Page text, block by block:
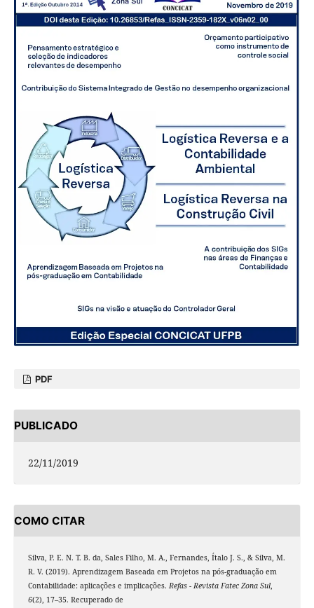
PDF
PUBLICADO
22/11/2019
COMO CITAR
Silva, P. E. N. T. B. da, Sales Filho, M. A., Fernandes, Ítalo J. S., & Silva, M.
R. V. (2019). Aprendizagem Baseada em Projetos na pós-graduação em
Contabilidade: aplicações e implicações. Refas - Revista Fatec Zona Sul,
6(2), 17–35. Recuperado de